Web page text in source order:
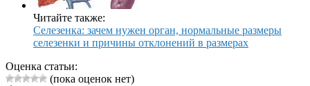
Читайте также:
Селезенка: зачем нужен орган, нормальные размеры
селезенки и причины отклонений в размерах
Оценка статьи:
(пока оценок нет)